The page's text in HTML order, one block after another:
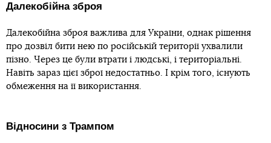
Далекобійна зброя
Далекобійна зброя важлива для України, однак рішення
про дозвіл бити нею по російській території ухвалили
пізно. Через це були втрати і людські, і територіальні.
Навіть зараз цієї зброї недостатньо. І крім того, існують
обмеження на її використання.
Відносини з Трампом